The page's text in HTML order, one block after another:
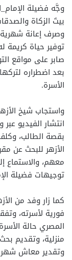
وجَّه فضيلة
بيتَ الزكاة
وصرف إعانة
توفير حياة كريمة
صابر على مواقع
بعد اضطراره
الأسرة.
واستجاب شيخ
انتشار الفيديو
بقصة الطالب،
الأزهر للبحث عن
معهم، والاستماع
توجيهات فضيلة
كما زار وفد من
فورية لأسرته،
المصري حالة
منزلية، وتقديم
وتقدير معاش